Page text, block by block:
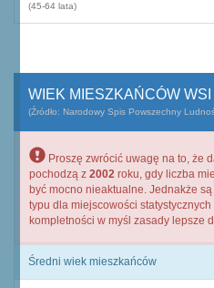
(45-64 lata)
WIEK MIESZKAŃCÓW WSI
(Źródło: Narodowy Spis Powszechny
Proszę zwrócić uwagę na to, że
pochodzą z 2002 roku, gdy liczba
być mocno nieaktualne. Jednakże
typu dla miejscowości
kompletności w myśl zasady lepsze
Średni wiek mieszkańców